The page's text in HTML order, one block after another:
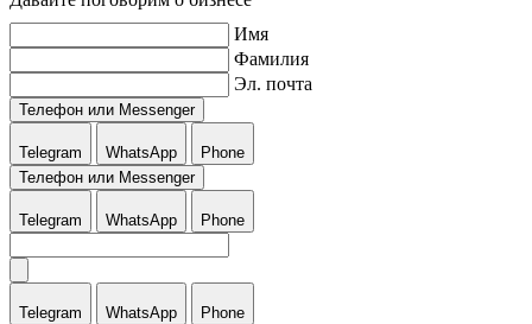
Имя
Фамилия
Эл. почта
Телефон или Messenger
Telegram WhatsApp
Phone
Телефон или Messenger
Telegram WhatsApp Phone
Telegram WhatsApp Phone